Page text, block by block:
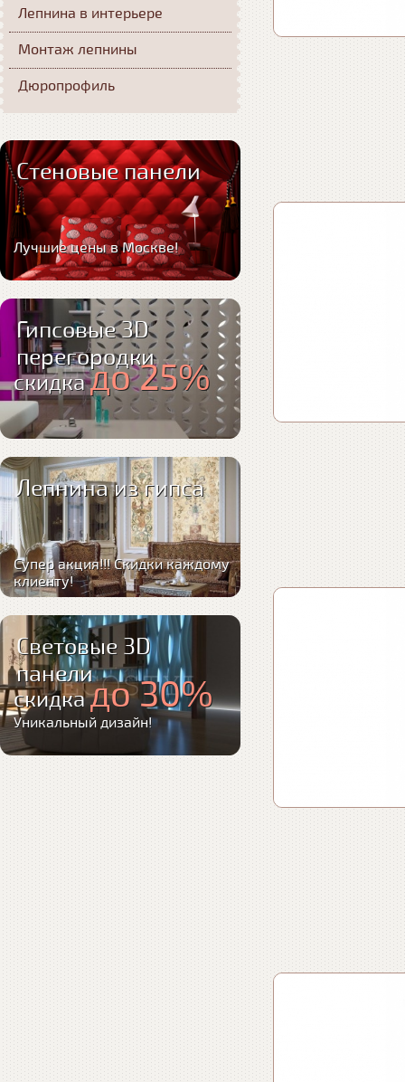
Лепнина в интерьере
Монтаж лепнины
Дюропрофиль
Стеновые панели
Лучшие цены в Москве!
Гипсовые 3D
перегородки
скидкадо 25%
Лепнина из гипса
Супер акция!!! Скидки каждому
клиенту!
Световые 3D
панели
скидкадо 30%
Уникальный дизайн!